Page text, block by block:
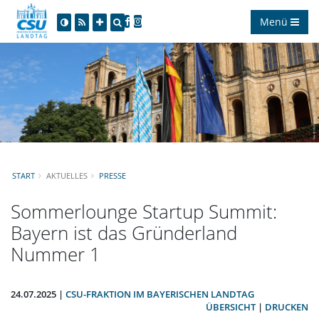
Menü
START AKTUELLES PRESSE
Sommerlounge Startup Summit:
Bayern ist das Gründerland
Nummer 1
24.07.2025 | CSU-FRAKTION IM BAYERISCHEN LANDTAG
ÜBERSICHT| DRUCKEN